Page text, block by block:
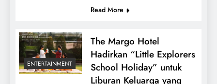
Read More
ENTERTAINMENT
The Margo Hotel
Hadirkan “Little Explorers
School Holiday” untuk
Liburan Keluarga yang